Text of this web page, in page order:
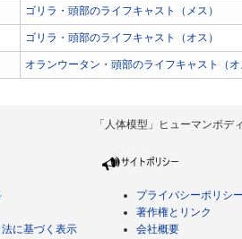
ゴリラ・頭部のライフキャスト（メス）
ゴリラ・頭部のライフキャスト（オス）
オランウータン・頭部のライフキャスト（
「人体模型」ヒューマンボ
に基づく表示
プライバシーポリシ
著作権とリンク
会社概要